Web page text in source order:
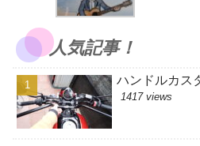
人気記事！
ハンドルカス
1417 views